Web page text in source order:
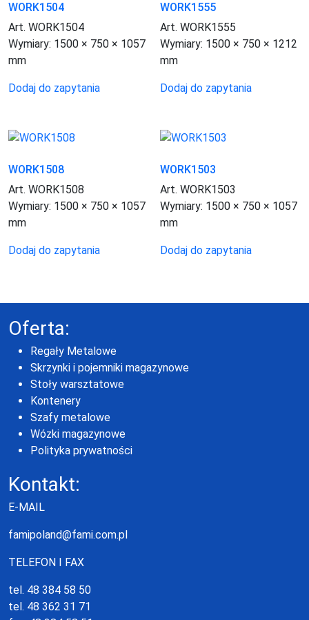
WORK1504
Art. WORK1504
Wymiary: 1500 × 750 × 1057
mm
Dodaj do zapytania
WORK1555
Art. WORK1555
Wymiary: 1500 × 750 × 1212
mm
Dodaj do zapytania
WORK1508
Art. WORK1508
Wymiary: 1500 × 750 × 1057
mm
Dodaj do zapytania
WORK1503
Art. WORK1503
Wymiary: 1500 × 750 × 1057
mm
Dodaj do zapytania
Oferta:
Regały Metalowe
Skrzynki i pojemniki magazynowe
Stoły warsztatowe
Kontenery
Szafy metalowe
Wózki magazynowe
Polityka prywatności
Kontakt:
E-MAIL
famipoland@fami.com.pl
TELEFON I FAX
tel. 48 384 58 50
tel. 48 362 31 71